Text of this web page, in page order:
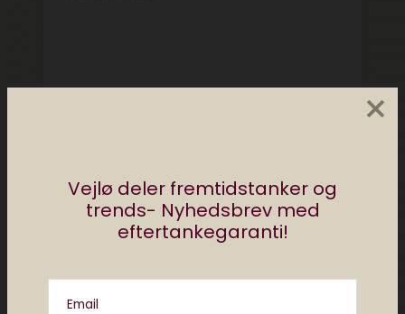
Vejlø deler fremtidstanker og
trends- Nyhedsbrev med
eftertankegaranti!
Email
×